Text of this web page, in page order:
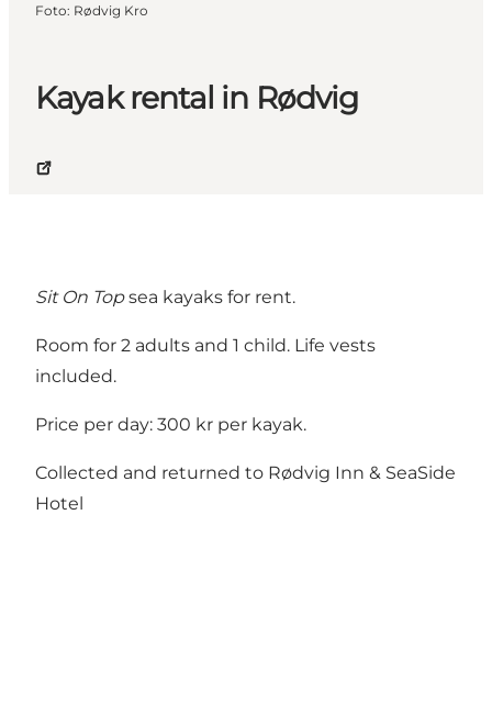
Kayak rental in Rødvig
Foto: Rødvig Kro
Sit On Topsea kayaks for rent.
Room for 2 adults and 1 child. Life vests
included.
Price per day: 300 kr per kayak.
Collected and returned to Rødvig Inn & SeaSide
Hotel